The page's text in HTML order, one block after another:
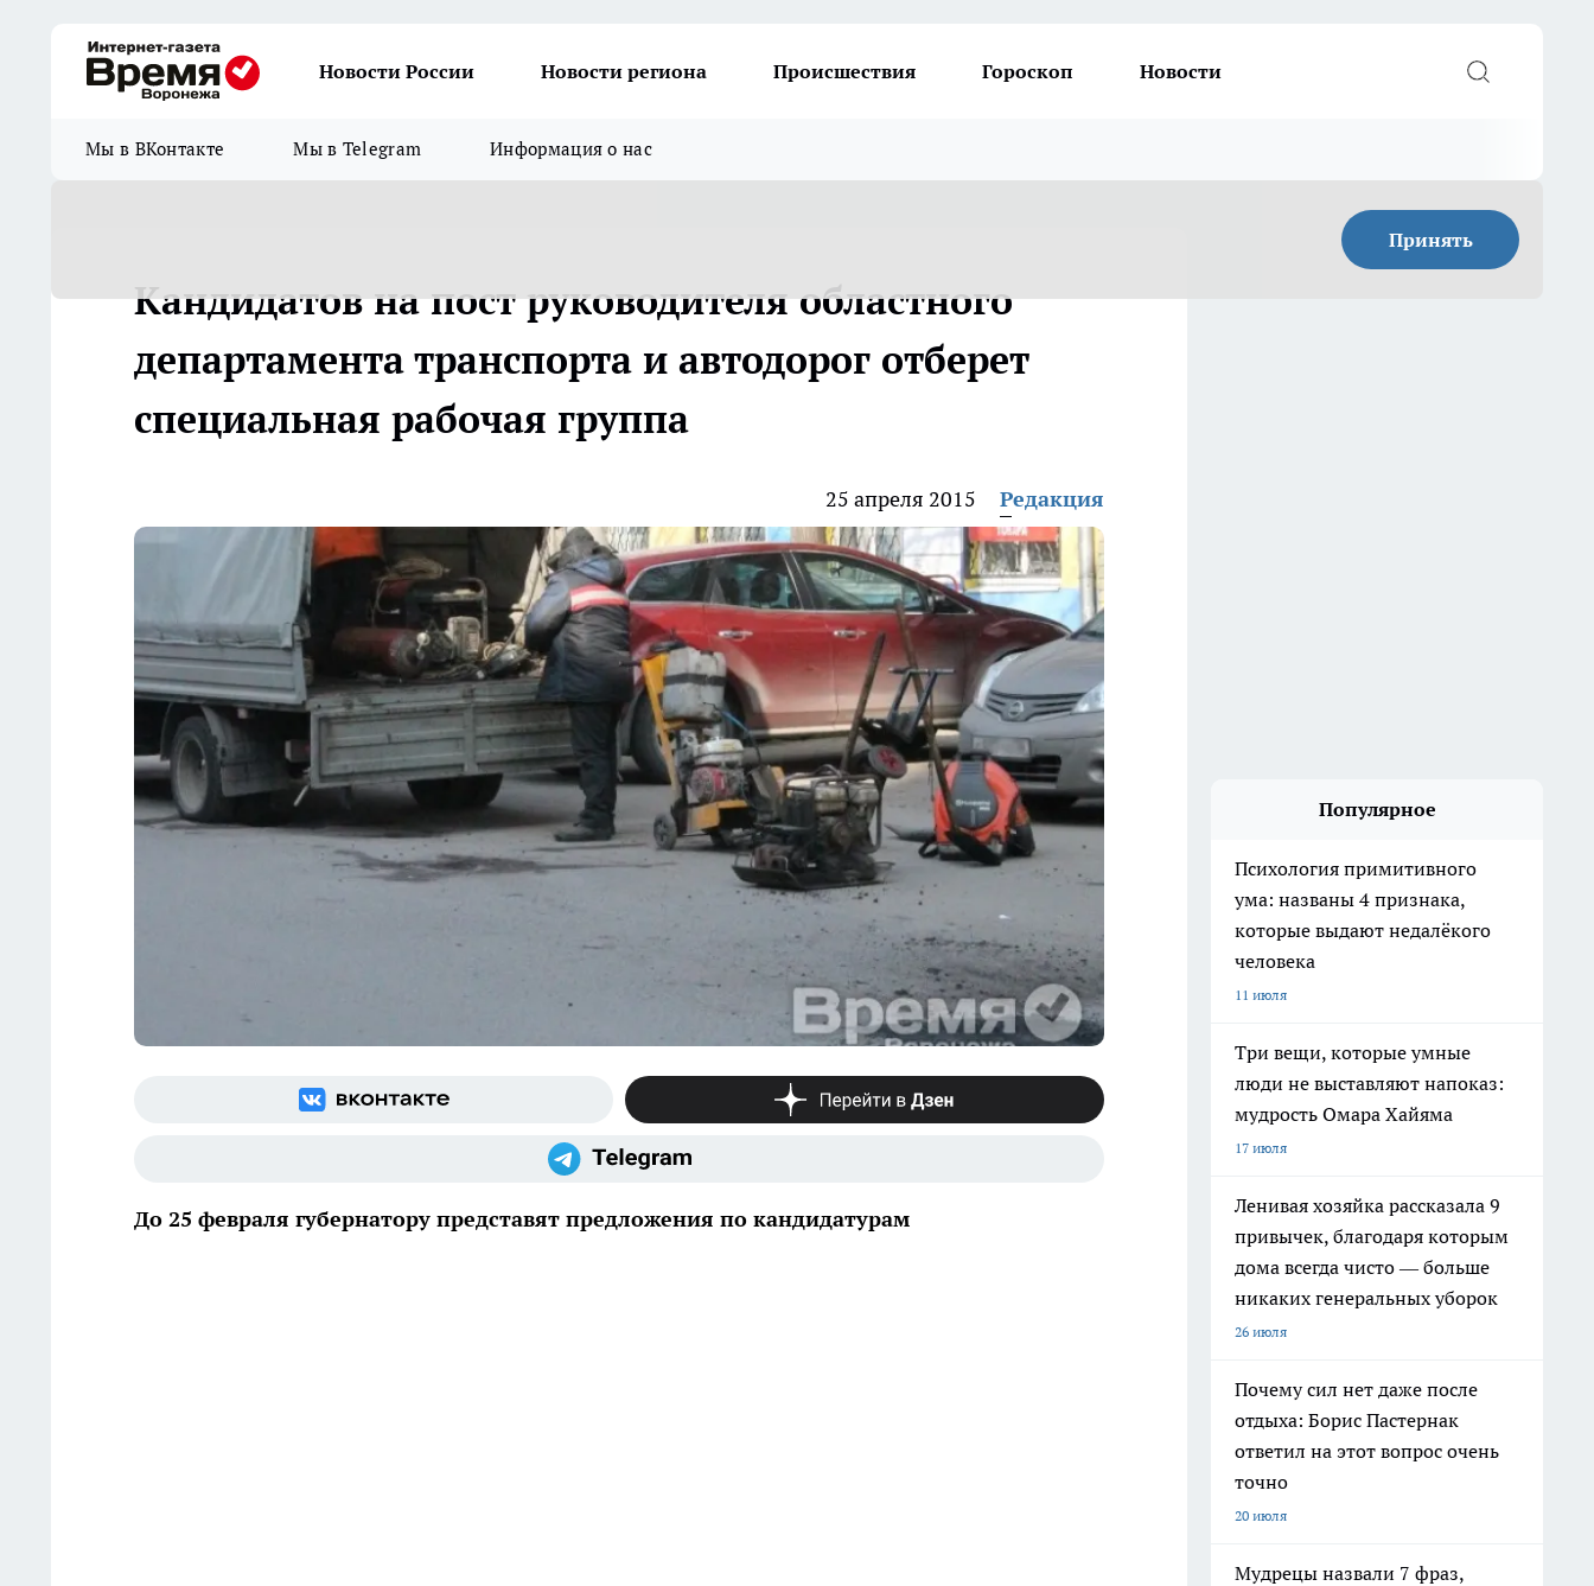
Новости России Новости региона Происшествия Гороскоп Новости
Мы в ВКонтакте Мы в Telegram Информация о нас
Принять
Кандидатов на пост руководителя областного
департамента транспорта и автодорог отберет
специальная рабочая группа
25 апреля 2015 Редакция
До 25 февраля губернатору представят предложения по кандидатурам
Популярное
Психология примитивного
ума: названы 4 признака,
которые выдают недалёкого
человека
11 июля
Три вещи, которые умные
люди не выставляют напоказ:
мудрость Омара Хайяма
17 июля
Ленивая хозяйка рассказала 9
привычек, благодаря которым
дома всегда чисто — больше
никаких генеральных уборок
26 июля
Почему сил нет даже после
отдыха: Борис Пастернак
ответил на этот вопрос очень
точно
20 июля
Мудрецы назвали 7 фраз,